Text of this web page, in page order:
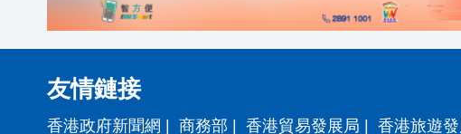
友情鏈接
香港政府新聞網 商務部 香港貿易發展局 香港旅遊